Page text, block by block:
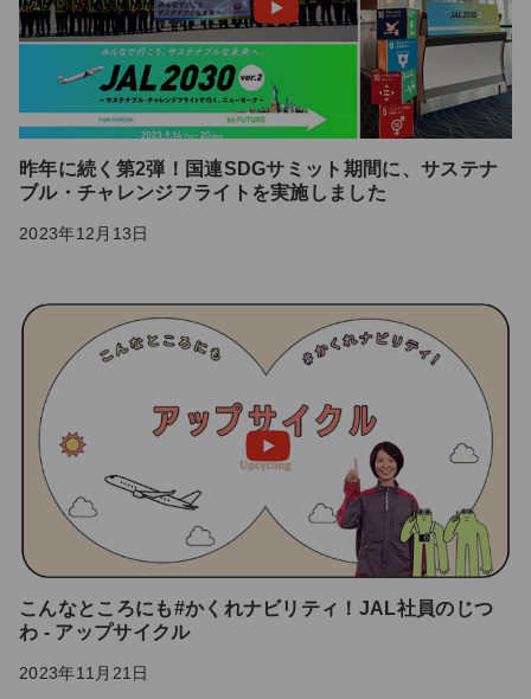
昨年に続く第2弾！国連SDGサミット期間に、サステナ
ブル・チャレンジフライトを実施しました
2023年12月13日
こんなところにも#かくれナビリティ！JAL社員のじつ
わ - アップサイクル
2023年11月21日